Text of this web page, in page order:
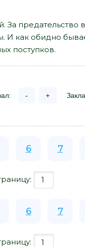
За предательство
И как обидно
поступков.
- +
6 7
6 7